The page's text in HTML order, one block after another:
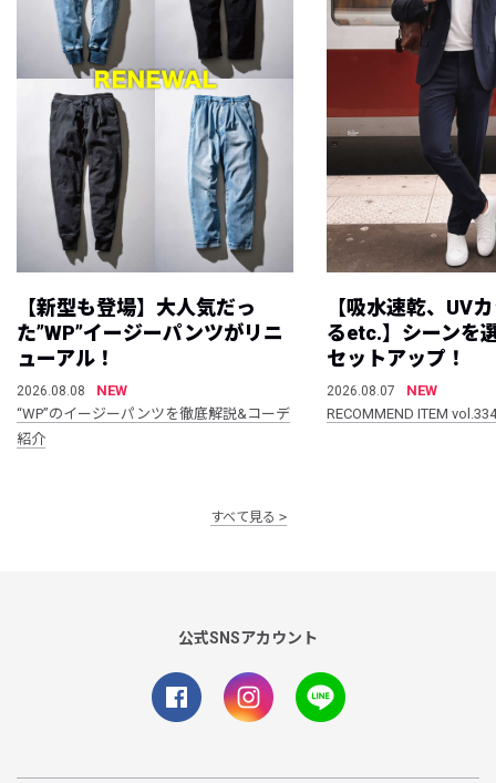
【新型も登場】大人気だっ
た”WP”イージーパンツがリニ
ューアル！
2026.08.08
NEW
“WP”のイージーパンツを徹底解説&コーデ
紹介
【吸水速乾、UV
るetc.】シーンを
セットアップ！
2026.08.07
NEW
RECOMMEND ITEM vol.334
すべて見る
公式SNSアカウント